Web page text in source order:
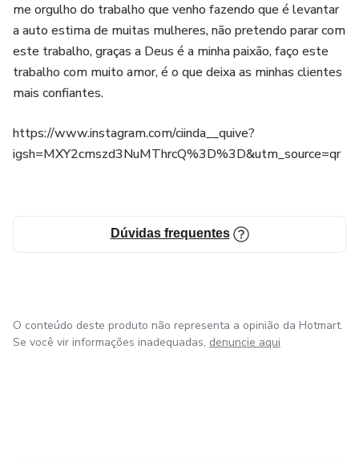
me orgulho do trabalho que venho fazendo que é levantar
a auto estima de muitas mulheres, não pretendo parar com
este trabalho, graças a Deus é a minha paixão, faço este
trabalho com muito amor, é o que deixa as minhas clientes
mais confiantes.
https://www.instagram.com/ciinda__quive?
igsh=MXY2cmszd3NuMThrcQ%3D%3D&utm_source=qr
Dúvidas frequentes
O conteúdo deste produto não representa a opinião da Hotmart.
Se você vir informações inadequadas, denuncie aqui